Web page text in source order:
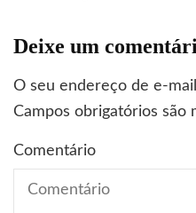
Deixe um
O seu endereço de e-
Campos obrigatórios são
Comentário